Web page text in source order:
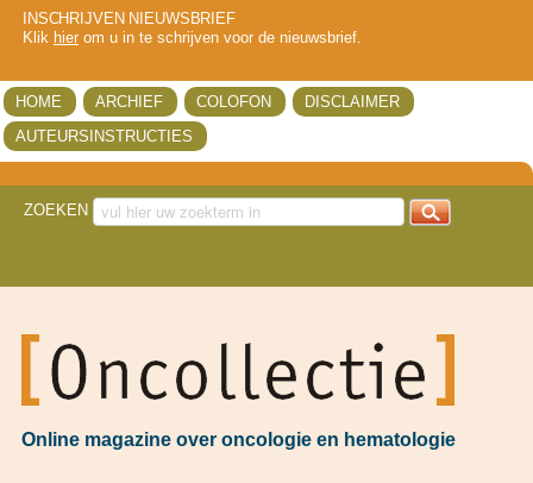
INSCHRIJVEN NIEUWSBRIEF
Klik hierom u in te schrijven voor de nieuwsbrief.
HOME ARCHIEF COLOFON
DISCLAIMER
AUTEURSINSTRUCTIES
ZOEKEN got
Online magazine over oncologie en hematologie